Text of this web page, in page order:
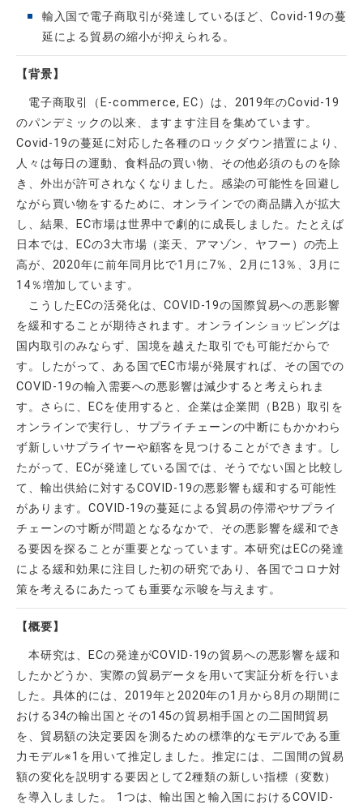
輸入国で電子商取引が発達しているほど、Covid-19の蔓
延による貿易の縮小が抑えられる。
【背景】
電子商取引（E-commerce, EC）は、2019年のCovid-19
のパンデミックの以来、ますます注目を集めています。
Covid-19の蔓延に対応した各種のロックダウン措置により、
人々は毎日の運動、食料品の買い物、その他必須のものを除
き、外出が許可されなくなりました。感染の可能性を回避し
ながら買い物をするために、オンラインでの商品購入が拡大
し、結果、EC市場は世界中で劇的に成長しました。たとえば
日本では、ECの3大市場（楽天、アマゾン、ヤフー）の売上
高が、2020年に前年同月比で1月に7％、2月に13％、3月に
14％増加しています。
こうしたECの活発化は、COVID-19の国際貿易への悪影響
を緩和することが期待されます。オンラインショッピングは
国内取引のみならず、国境を越えた取引でも可能だからで
す。したがって、ある国でEC市場が発展すれば、その国での
COVID-19の輸入需要への悪影響は減少すると考えられま
す。さらに、ECを使用すると、企業は企業間（B2B）取引を
オンラインで実行し、サプライチェーンの中断にもかかわら
ず新しいサプライヤーや顧客を見つけることができます。し
たがって、ECが発達している国では、そうでない国と比較し
て、輸出供給に対するCOVID-19の悪影響も緩和する可能性
があります。COVID-19の蔓延による貿易の停滞やサプライ
チェーンの寸断が問題となるなかで、その悪影響を緩和でき
る要因を探ることが重要となっています。本研究はECの発達
による緩和効果に注目した初の研究であり、各国でコロナ対
策を考えるにあたっても重要な示唆を与えます。
【概要】
本研究は、ECの発達がCOVID-19の貿易への悪影響を緩和
したかどうか、実際の貿易データを用いて実証分析を行いま
した。具体的には、2019年と2020年の1月から8月の期間に
おける34の輸出国とその145の貿易相手国との二国間貿易
を、貿易額の決定要因を測るための標準的なモデルである重
力モデル※1を用いて推定しました。推定には、二国間の貿易
額の変化を説明する要因として2種類の新しい指標（変数）
を導入しました。 1つは、輸出国と輸入国におけるCOVID-